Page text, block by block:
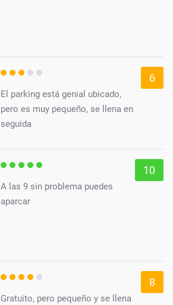
6
El parking está genial ubicado,
pero es muy pequeño, se llena en
seguida
10
A las 9 sin problema puedes
aparcar
8
Gratuito, pero pequeño y se llena